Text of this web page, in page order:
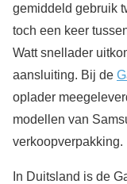
gemiddeld gebruik
toch een keer
Watt snellader
aansluiting. Bij de
oplader
modellen van
verkoopverpakking.
In Duitsland is de